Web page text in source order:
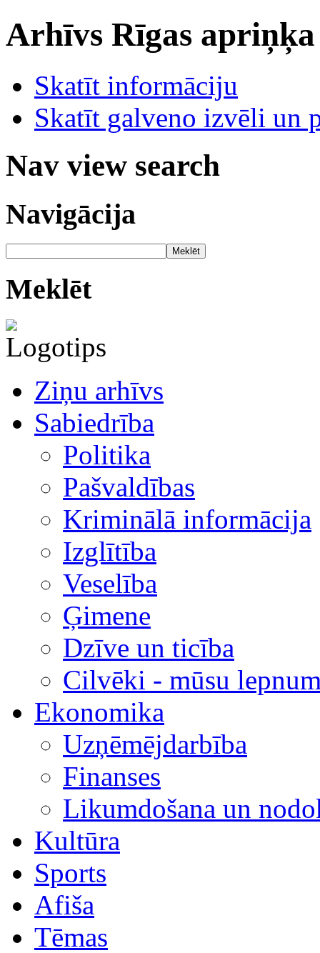
Arhīvs Rīgas
Skatīt informāciju
Skatīt galveno izvēli un
Nav view search
Navigācija
Meklēt
Meklēt
Ziņu arhīvs
Sabiedrība
Politika
Pašvaldības
Kriminālā informācija
Izglītība
Veselība
Ģimene
Dzīve un ticība
Cilvēki - mūsu
Ekonomika
Uzņēmējdarbība
Finanses
Likumdošana un
Kultūra
Sports
Afiša
Tēmas